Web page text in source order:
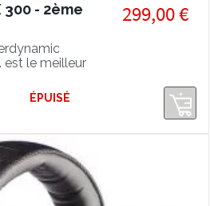
- 2ème
est le meilleur
299,00 €
ÉPUISÉ